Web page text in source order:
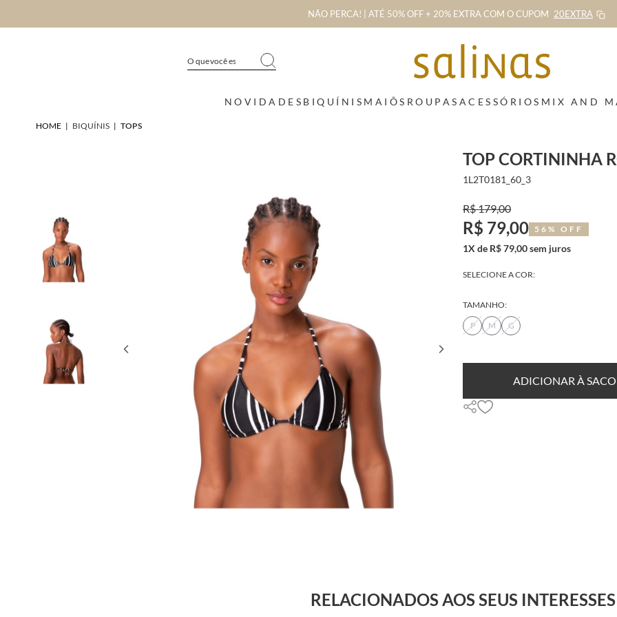
NÃO PERCA! | ATÉ 50% OFF + 20% EXTRA COM O CUPOM 20EXTRA
NOVIDADES BIQUÍNIS MAIÔS ROUPAS ACESSÓRIOS MIX AND
HOME | BIQUÍNIS | TOPS
TOP CORTININHA
1L2T0181_60_3
R$ 179,00
R$ 79,00 56% OFF
1X de R$ 79,00 sem juros
SELECIONE A COR:
TAMANHO:
P
M G
ADICIONAR À
RELACIONADOS AOS SEUS INTERESSES